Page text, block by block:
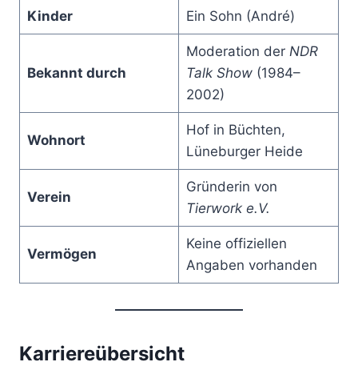
Kinder Ein Sohn (André)
Bekannt durch
Moderation der NDR
Talk Show(1984–
2002)
Wohnort
Hof in Büchten,
Lüneburger Heide
Verein
Gründerin von
Tierwork e.V.
Vermögen
Keine offiziellen
Angaben vorhanden
Karriereübersicht